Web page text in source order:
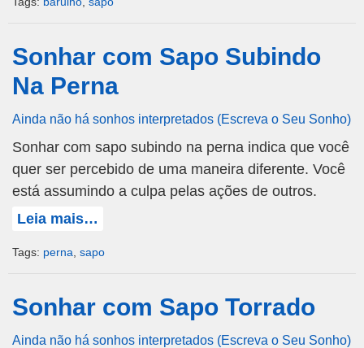
Sonhar com Sapo Subindo
Na Perna
Ainda não há sonhos interpretados (Escreva o Seu Sonho)
Sonhar com sapo subindo na perna indica que você
quer ser percebido de uma maneira diferente. Você
está assumindo a culpa pelas ações de outros.
Leia mais…
Tags: perna sapo
Sonhar com Sapo Torrado
Ainda não há sonhos interpretados (Escreva o Seu Sonho)